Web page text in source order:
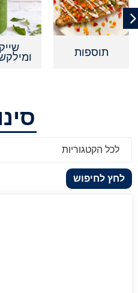
תוספות שייקים
לכל הקטגוריות
לחץ לחיפוש